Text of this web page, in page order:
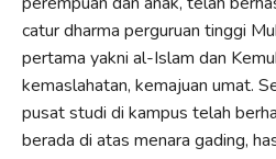
catur dharma perguruan tinggi
pertama yakni al-Islam dan
kemaslahatan, kemajuan umat.
pusat studi di kampus telah
berada di atas menara gading,